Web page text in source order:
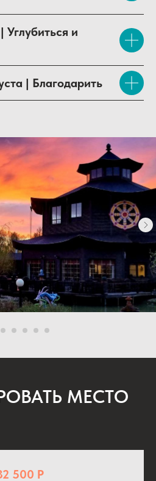
Углубиться и
| Благодарить
МЕСТО
500 Р